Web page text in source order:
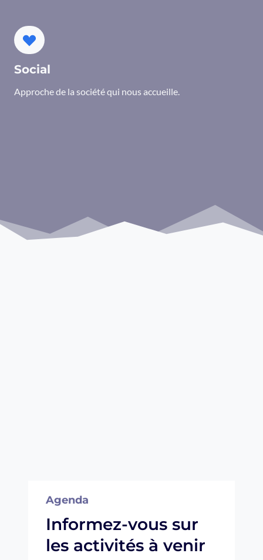
Social
Approche de la société qui nous accueille.
Agenda
Informez-vous sur
les activités à venir